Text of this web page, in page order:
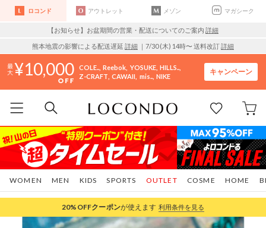
ロコンド アウトレット メゾン マガシーク
【お知らせ】お盆期間の営業・配送についてのご案内 詳細
熊本地震の影響による配送遅延 詳細 ｜7/30 (木) 14時〜 送料改訂詳細
10,000 COLE.. Reebok YOSUKE HILLS..
Z-CRAFT CAWAII mis.. NIKE
キャンペーン
WOMEN MEN KIDS SPORTS COSME HOME
OUTLET
20%OFFクーポンが使えます 利用条件を見る